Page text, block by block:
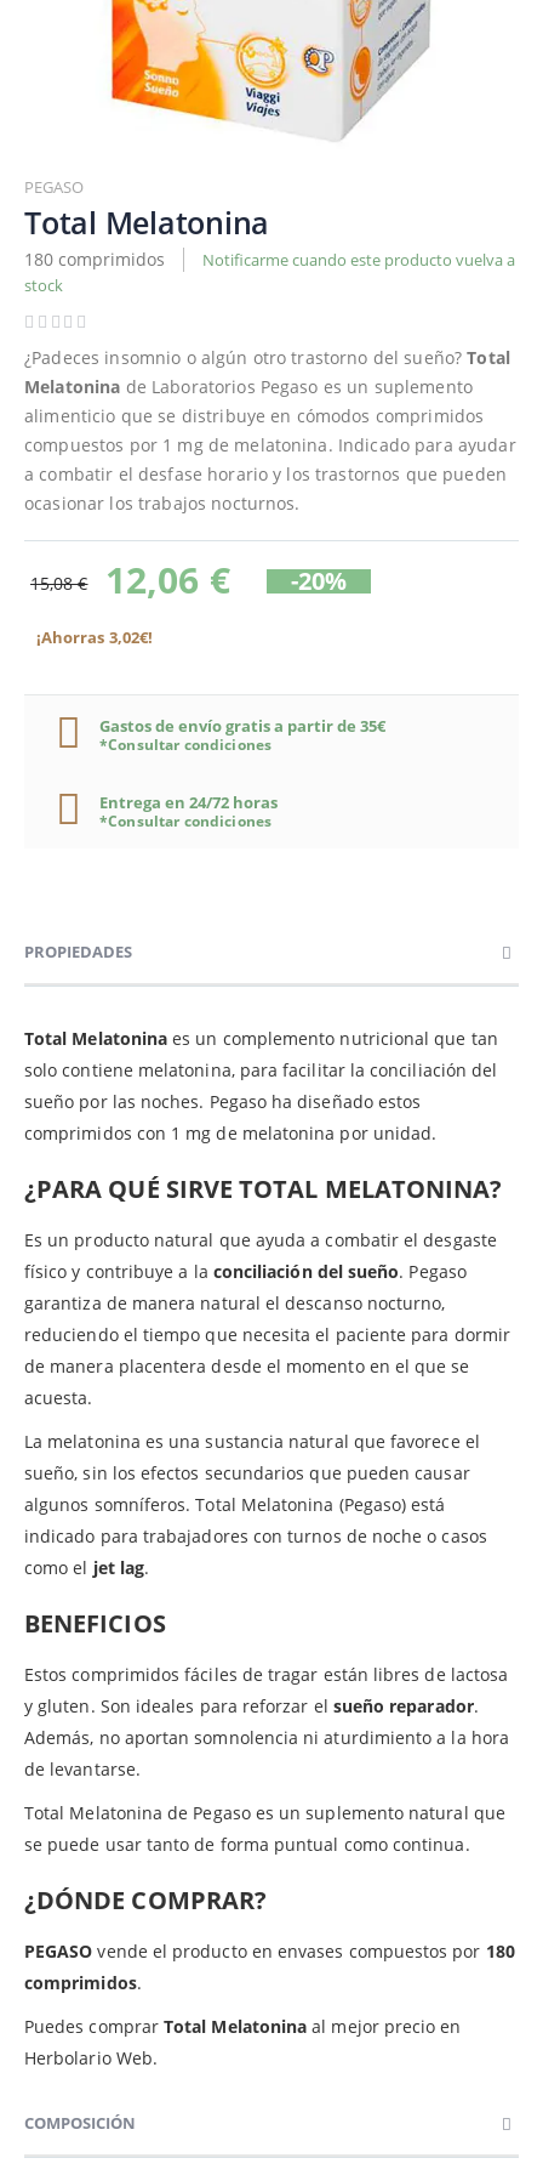
al
comienzo
de
la
galería
de
PEGASO
Total Melatonina
180 comprimidos
Notificarme cuando este producto vuelva a
stock
¿Padeces insomnio o algún otro trastorno del sueño?Total
Melatonina de Laboratorios Pegaso es un suplemento
alimenticio que se distribuye en cómodos comprimidos
compuestos por 1 mg de melatonina. Indicado para ayudar
a combatir el desfase horario y los trastornos que pueden
ocasionar los trabajos nocturnos.
15,08 € 12,06 € -20%
¡Ahorras 3,02€!
Gastos de envío gratis a partir de 35€
*Consultar condiciones
Entrega en 24/72 horas
*Consultar condiciones
PROPIEDADES
Total Melatoninaes un complemento nutricional que tan
solo contiene melatonina, para facilitar la conciliación del
sueño por las noches. Pegaso ha diseñado estos
comprimidos con 1 mg de melatonina por unidad.
¿PARA QUÉ SIRVE TOTAL MELATONINA?
Es un producto natural que ayuda a combatir el desgaste
físico y contribuye a la conciliación del sueño. Pegaso
garantiza de manera natural el descanso nocturno,
reduciendo el tiempo que necesita el paciente para dormir
de manera placentera desde el momento en el que se
acuesta.
La melatonina es una sustancia natural que favorece el
sueño, sin los efectos secundarios que pueden causar
algunos somníferos. Total Melatonina (Pegaso) está
indicado para trabajadores con turnos de noche o casos
como el jet lag.
BENEFICIOS
Estos comprimidos fáciles de tragar están libres de lactosa
y gluten. Son ideales para reforzar el sueño reparador.
Además, no aportan somnolencia ni aturdimiento a la hora
de levantarse.
Total Melatonina de Pegaso es un suplemento natural que
se puede usar tanto de forma puntual como continua.
¿DÓNDE COMPRAR?
PEGASO vende el producto en envases compuestos por 180
comprimidos.
Puedes comprarTotal Melatoninaal mejor precio en
Herbolario Web.
COMPOSICIÓN